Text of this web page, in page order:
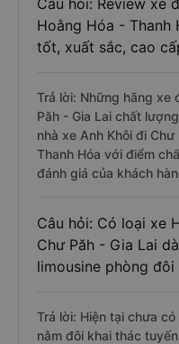
Câu hỏi: Review xe
Hoằng Hóa - Thanh
tốt, xuất sắc, cao
Trả lời: Những hãng xe
Păh - Gia Lai chất
nhà xe Anh Khôi đi
Thanh Hóa với điểm
đánh giá của khách
Câu hỏi: Có loại xe
Chư Păh - Gia Lai
limousine phòng đôi
Trả lời: Hiện tại chưa
nằm đôi khai thác